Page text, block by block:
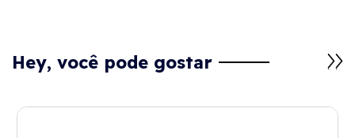
Hey, você pode gostar